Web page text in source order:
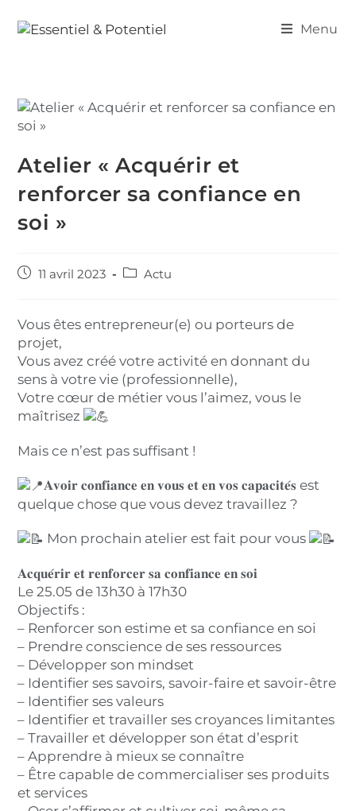
Menu
Atelier « Acquérir et
renforcer sa confiance en
soi »
11 avril 2023 Actu
Vous êtes entrepreneur(e) ou porteurs de
projet,
Vous avez créé votre activité en donnant du
sens à votre vie (professionnelle),
Votre cœur de métier vous l’aimez, vous le
maîtrisez
Mais ce n’est pas suffisant !
𝐀𝐯𝐨𝐢𝐫 𝐜𝐨𝐧𝐟𝐢𝐚𝐧𝐜𝐞 𝐞𝐧 𝐯𝐨𝐮𝐬 𝐞𝐭 𝐞𝐧 𝐯𝐨𝐬 𝐜𝐚𝐩𝐚𝐜𝐢𝐭𝐞́𝐬 est
quelque chose que vous devez travaillez ?
Mon prochain atelier est fait pour vous
𝐀𝐜𝐪𝐮𝐞́𝐫𝐢𝐫 𝐞𝐭 𝐫𝐞𝐧𝐟𝐨𝐫𝐜𝐞𝐫 𝐬𝐚 𝐜𝐨𝐧𝐟𝐢𝐚𝐧𝐜𝐞 𝐞𝐧 𝐬𝐨𝐢
Le 25.05 de 13h30 à 17h30
Objectifs :
– Renforcer son estime et sa confiance en soi
– Prendre conscience de ses ressources
– Développer son mindset
– Identifier ses savoirs, savoir-faire et savoir-être
– Identifier ses valeurs
– Identifier et travailler ses croyances limitantes
– Travailler et développer son état d’esprit
– Apprendre à mieux se connaître
– Être capable de commercialiser ses produits
et services